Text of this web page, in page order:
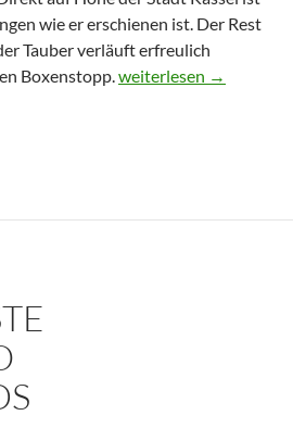
wie er erschienen ist. Der Rest
Tauber verläuft erfreulich
Boxenstopp.Chrischtbaumkügli
weiterlesen →